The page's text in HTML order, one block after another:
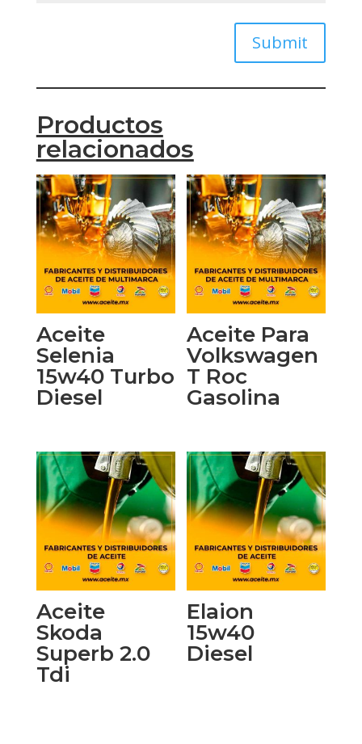
Submit
Productos
relacionados
Aceite
Selenia
15w40 Turbo
Diesel
Aceite Para
Volkswagen
T Roc
Gasolina
Aceite
Skoda
Superb 2.0
Tdi
Elaion
15w40
Diesel